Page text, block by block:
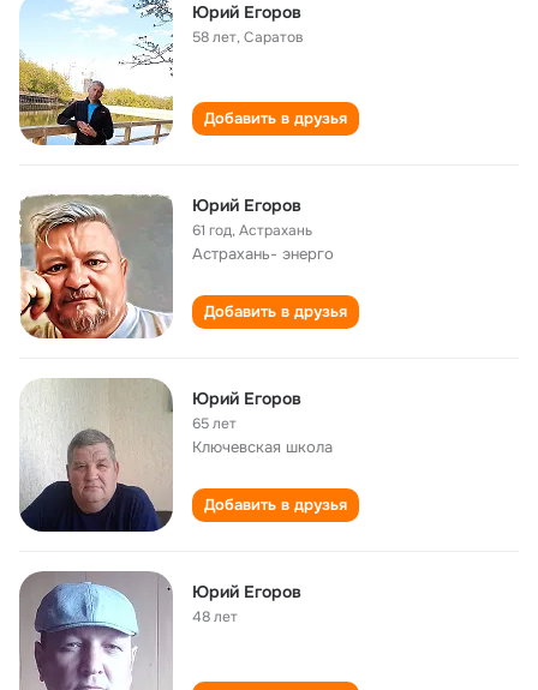
Юрий Егоров
58 лет,Саратов
Добавить в друзья
Юрий Егоров
61 год,Астрахань
Астрахань- энерго
Добавить в друзья
Юрий Егоров
65 лет
Ключевская школа
Добавить в друзья
Юрий Егоров
48 лет